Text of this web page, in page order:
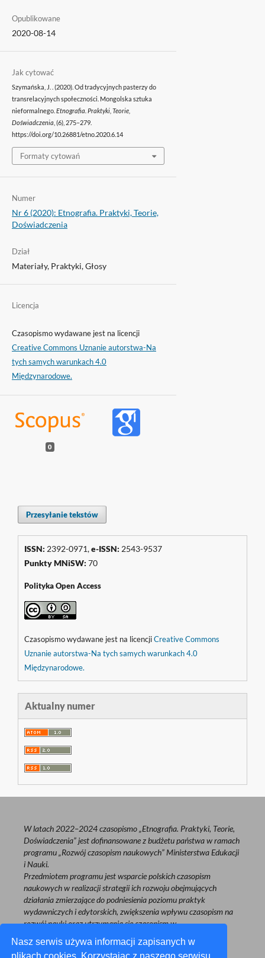
Nasz serwis używa informacji zapisanych w
plikach cookies. Korzystając z naszego serwisu
Opublikowane
2020-08-14
Jak cytować
Szymańska, J. . (2020). Od tradycyjnych pasterzy do
transrelacyjnych społeczności. Mongolska sztuka
nieformalnego. Etnografia. Praktyki, Teorie,
Doświadczenia , (6), 275–279.
https://doi.org/10.26881/etno.2020.6.14
Formaty cytowań
Numer
Nr 6 (2020): Etnografia. Praktyki, Teorie,
Doświadczenia
Dział
Materiały, Praktyki, Głosy
Licencja
Czasopismo wydawane jest na licencji
Creative Commons Uznanie autorstwa-Na
tych samych warunkach 4.0
Międzynarodowe.
0
Przesyłanie tekstów
ISSN: 2392-0971,e-ISSN: 2543-9537
PunktyMNiSW: 70
Polityka Open Access
Czasopismo wydawane jest na licencjiCreative Commons
Uznanie autorstwa-Na tych samych warunkach 4.0
Międzynarodowe.
Aktualny numer
W latach 2022–2024 czasopismo „Etnografia. Praktyki, Teorie,
Doświadczenia” jest dofinansowane z budżetu państwa w ramach
programu „Rozwój czasopism naukowych” Ministerstwa Edukacji
i Nauki.
Przedmiotem programu jest wsparcie polskich czasopism
naukowych w realizacji strategii ich rozwoju obejmujących
działania zmierzające do podniesienia poziomu praktyk
wydawniczych i edytorskich, zwiększenia wpływu czasopism na
rozwój nauki oraz utrzymania się czasopism w